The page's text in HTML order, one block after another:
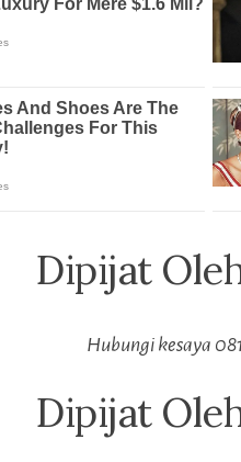
Dipijat
Hubungi kesaya
Dipijat